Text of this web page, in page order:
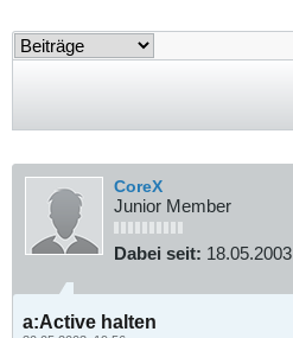
CoreX
Junior Member
Dabei seit: 18.05.2003
a:Active halten